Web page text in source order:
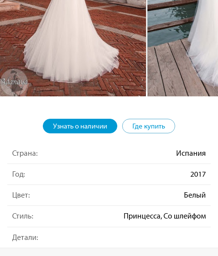
Узнать о наличии Где купить
Страна: Испания
Год: 2017
Цвет: Белый
Стиль: Принцесса, Со шлейфом
Детали: